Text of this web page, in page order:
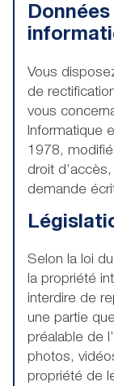
Vous
de
vous
Informatique
1978,
droit
demande
Selon la loi
la propriété
interdire de
une partie
préalable de
photos,
propriété de